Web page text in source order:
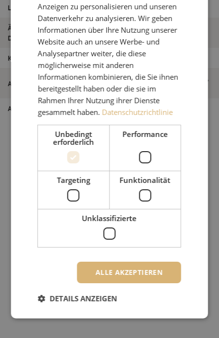
Länge 25m
Äußerer
Durchmesser (mm)
2.0
Klasse B
Artikelname
Patchkabel duplex SM, E2000/APC-LC/PC,
2,0mm, 25m
Artikel Nummer M20000296
Anzeigen zu personalisieren und unseren
Datenverkehr zu analysieren. Wir geben
Informationen über Ihre Nutzung unserer
Website auch an unsere Werbe- und
Analysepartner weiter, die diese
möglicherweise mit anderen
Informationen kombinieren, die Sie ihnen
bereitgestellt haben oder die sie im
Rahmen Ihrer Nutzung ihrer Dienste
gesammelt haben. Datenschutzrichtlinie
Unbedingt
erforderlich
Performance
Targeting Funktionalität
Unklassifizierte
ALLE AKZEPTIEREN
DETAILS ANZEIGEN